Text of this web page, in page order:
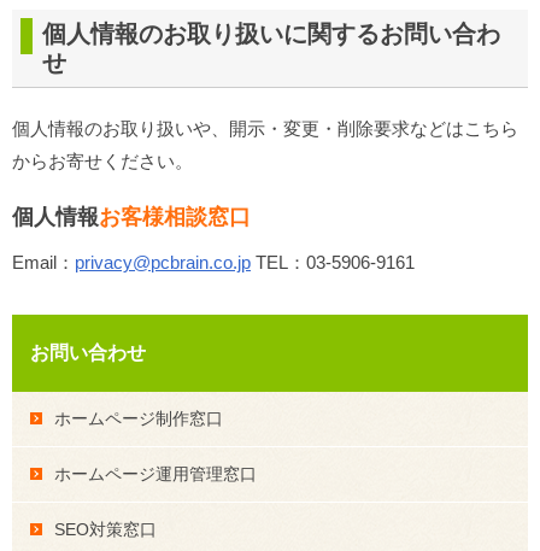
個人情報のお取り扱いに関するお問い合わ
せ
個人情報のお取り扱いや、開示・変更・削除要求などはこちら
からお寄せください。
個人情報お客様相談窓口
Email： privacy@pcbrain.co.jp TEL：03-5906-9161
お問い合わせ
ホームページ制作窓口
ホームページ運用管理窓口
SEO対策窓口